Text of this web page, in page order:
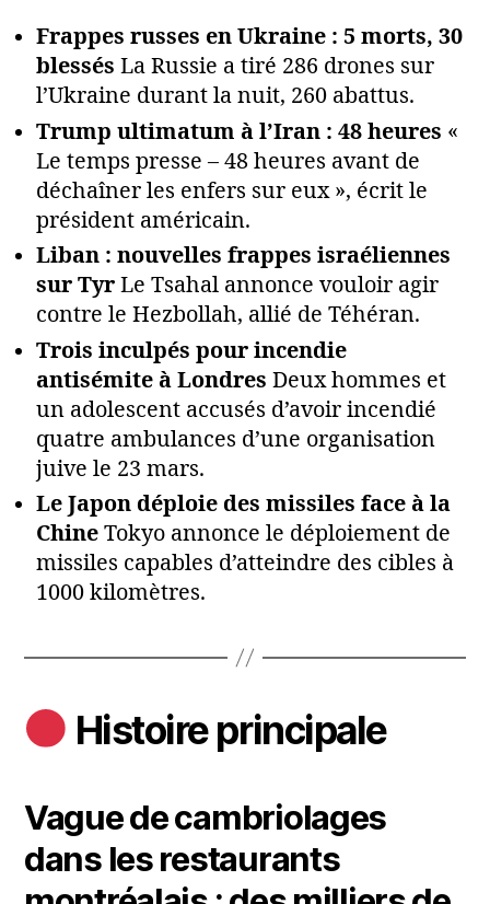
Frappes russes en Ukraine : 5 morts, 30
blessés La Russie a tiré 286 drones sur
l’Ukraine durant la nuit, 260 abattus.
Trump ultimatum à l’Iran : 48 heures «
Le temps presse – 48 heures avant de
déchaîner les enfers sur eux », écrit le
président américain.
Liban : nouvelles frappes israéliennes
sur Tyr Le Tsahal annonce vouloir agir
contre le Hezbollah, allié de Téhéran.
Trois inculpés pour incendie
antisémite à Londres Deux hommes et
un adolescent accusés d’avoir incendié
quatre ambulances d’une organisation
juive le 23 mars.
Le Japon déploie des missiles face à la
Chine Tokyo annonce le déploiement de
missiles capables d’atteindre des cibles à
1000 kilomètres.
Histoire principale
Vague de cambriolages
dans les restaurants